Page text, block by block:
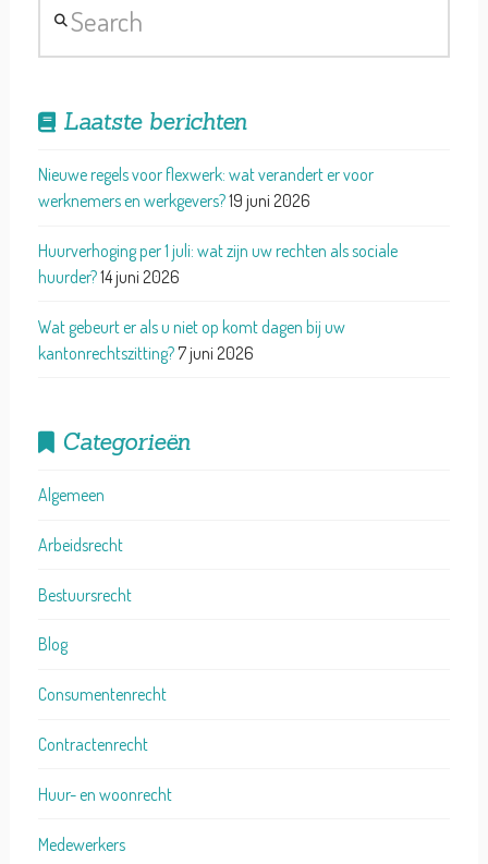
Laatste berichten
Nieuwe regels voor flexwerk: wat verandert er voor
werknemers en werkgevers?19 juni 2026
Huurverhoging per 1 juli: wat zijn uw rechten als sociale
huurder?14 juni 2026
Wat gebeurt er als u niet op komt dagen bij uw
kantonrechtszitting?7 juni 2026
Categorieën
Algemeen
Arbeidsrecht
Bestuursrecht
Blog
Consumentenrecht
Contractenrecht
Huur- en woonrecht
Medewerkers